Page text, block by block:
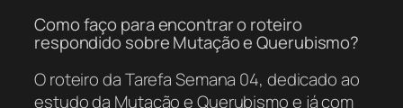
Como faço para encontrar o roteiro
respondido sobre Mutação e Querubismo?
O roteiro da Tarefa Semana 04, dedicado ao
estudo da Mutação e Querubismo e já com